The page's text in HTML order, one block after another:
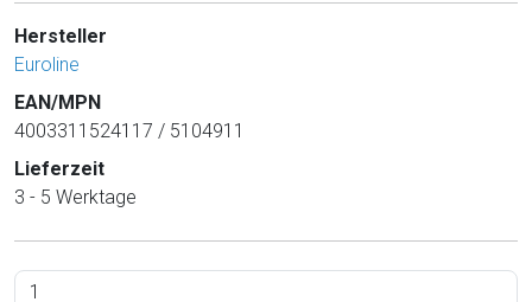
Hersteller
Euroline
EAN/MPN
4003311524117 / 5104911
Lieferzeit
3 - 5 Werktage